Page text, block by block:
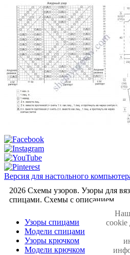
Версия для настольного
2026 Схемы узоров. Узоры для
спицами. Cхемы с описанием.
Узоры спицами
Модели спицами
Узоры крючком
Модели крючком
Наш
cookie